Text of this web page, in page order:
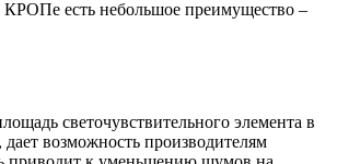
есть небольшое преимущество –
светочувствительного элемента в
возможность производителям